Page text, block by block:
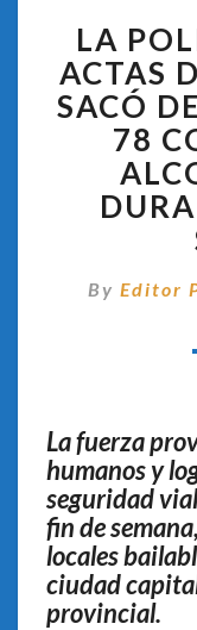
LA
ACTAS
SACÓ
78
By Editor
La fuerza
humanos y
seguridad
fin de
locales
ciudad
provincial.